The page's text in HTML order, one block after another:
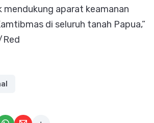
aparat keamanan
di seluruh tanah Papua,”